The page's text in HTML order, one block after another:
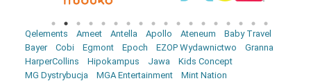
AKTUALNOŚCI
LOGOWANIE
Qelements Ameet Antella Apollo Ateneum
Baby Travel
Bayer
Cobi Egmont Epoch EZOP Wydawnictwo
Granna
HarperCollins
Hipokampus Jawa
Kids Concept
MG Dystrybucja
MGA Entertainment
Mint Nation